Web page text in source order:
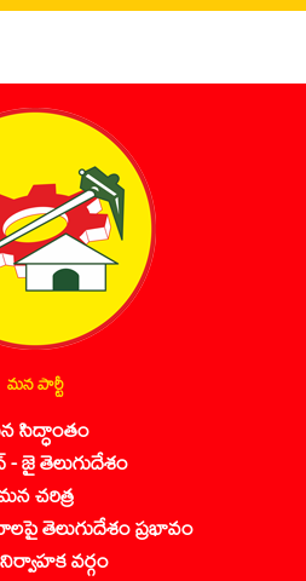
మన పార్టీ
సిద్ధాంతం
జై తెలుగుదేశం
చరిత్ర
తెలుగుదేశం ప్రభావం
వర్గం